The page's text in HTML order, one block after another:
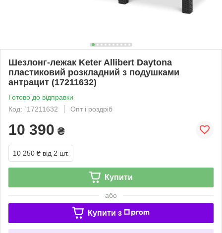
Шезлонг-лежак Keter Allibert Daytona
пластиковий розкладний з подушками
антрацит (17211632)
Готово до відправки
Код: `17211632
Опт і роздріб
10 390 ₴
10 250 ₴ від 2 шт.
Купити
або
Купити з